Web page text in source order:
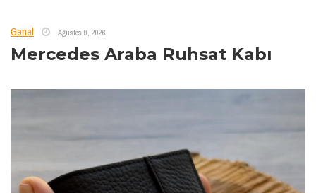
Genel Ağustos 9, 2026
Mercedes Araba Ruhsat Kabı